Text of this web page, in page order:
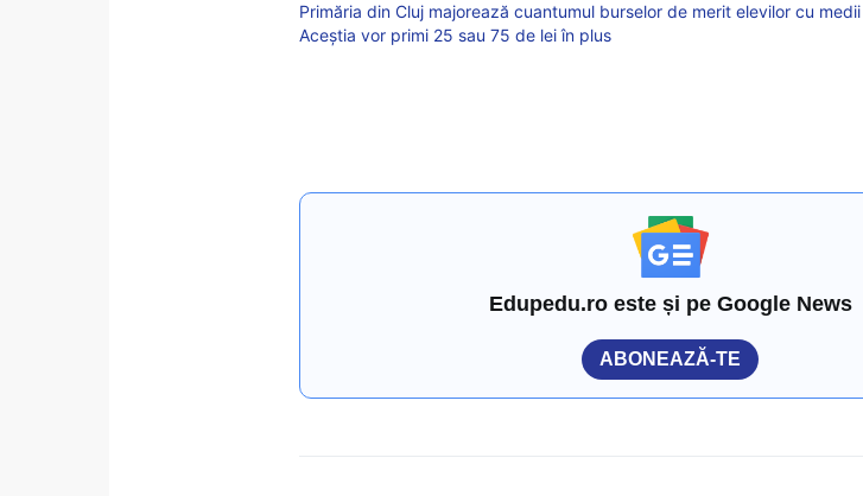
Primăria din Cluj majorează cuantumul burselor de merit elevilor cu
Aceștia vor primi 25 sau 75 de lei în plus
Edupedu.ro este și pe Google News
ABONEAZĂ-TE